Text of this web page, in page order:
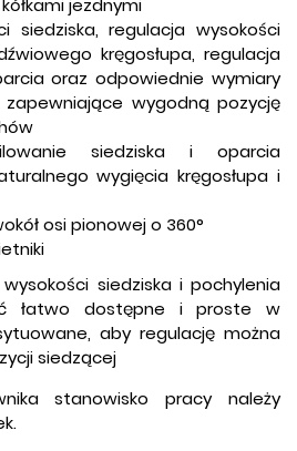
jezdnymi
siedziska, regulacja wysokości
kręgosłupa, regulacja
oraz odpowiednie wymiary
zapewniające wygodną pozycję
siedziska i oparcia
wygięcia kręgosłupa i
osi pionowej o 360°
siedziska i pochylenia
łatwo dostępne i proste w
aby regulację można
siedzącej
stanowisko pracy należy